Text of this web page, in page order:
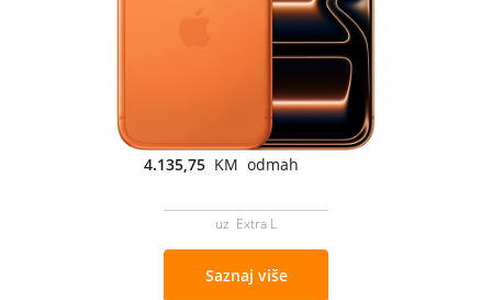
4.135,75 KM odmah
uz Extra L
Saznaj više